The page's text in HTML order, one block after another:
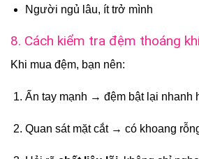
Người ngủ lâu, ít trở mình
8. Cách kiểm tra đệm thoáng
Khi mua đệm, bạn nên:
Ấn tay mạnh → đệm bật lại nhanh
Quan sát mặt cắt → có khoang